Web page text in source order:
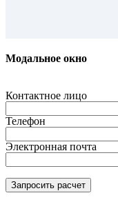
Модальное окно
Контактное лицо
Телефон
Электронная почта